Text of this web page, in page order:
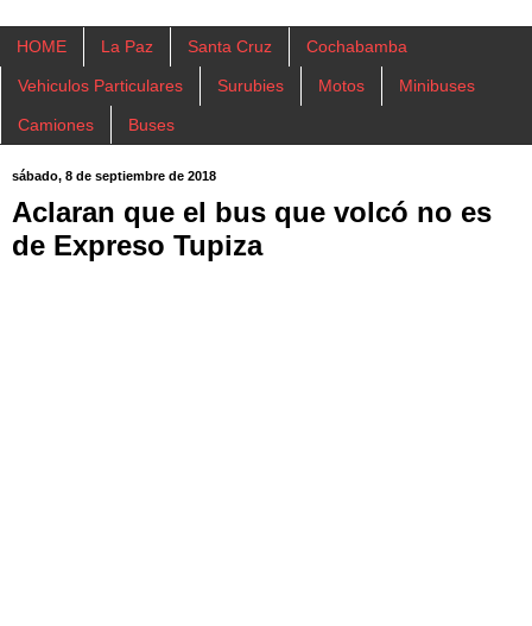
HOME La Paz Santa Cruz Cochabamba
Vehiculos Particulares Surubies Motos Minibuses
Camiones Buses
sábado, 8 de septiembre de 2018
Aclaran que el bus que volcó no es
de Expreso Tupiza